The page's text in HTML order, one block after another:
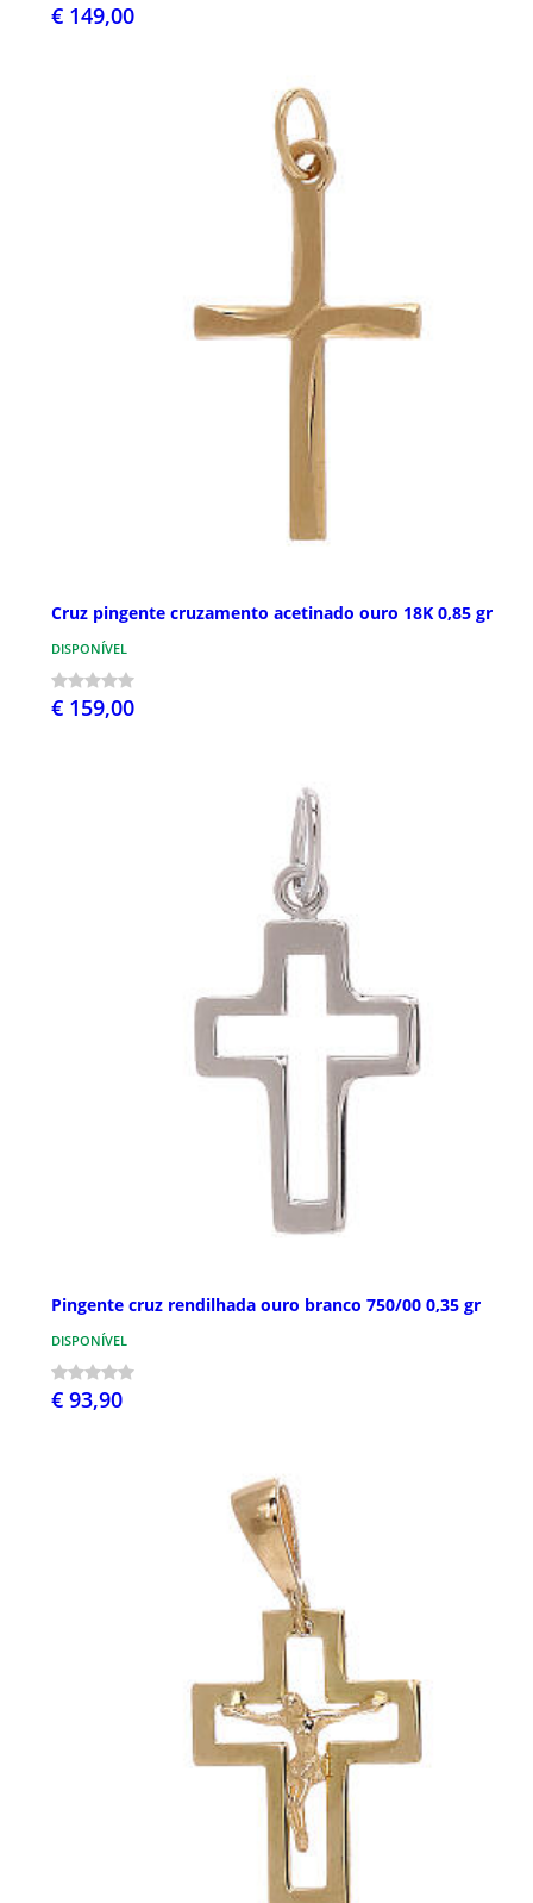
€ 149,00
Cruz pingente cruzamento acetinado ouro 18K 0,85 gr
DISPONÍVEL
€ 159,00
Pingente cruz rendilhada ouro branco 750/00 0,35 gr
DISPONÍVEL
€ 93,90